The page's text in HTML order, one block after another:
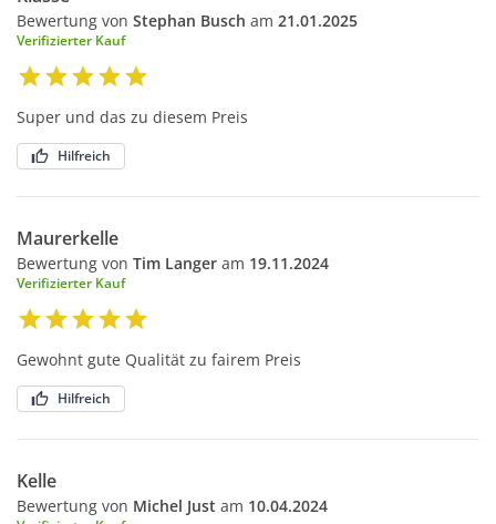
Bewertung von Stephan Busch am 21.01.2025
Verifizierter Kauf
Super und das zu diesem Preis
Hilfreich
Maurerkelle
Bewertung von Tim Langer am 19.11.2024
Verifizierter Kauf
Gewohnt gute Qualität zu fairem Preis
Hilfreich
Kelle
Bewertung von Michel Just am 10.04.2024